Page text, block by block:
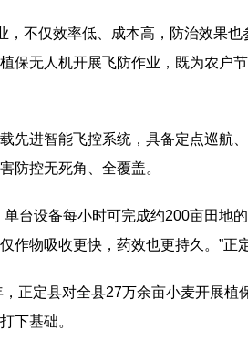
，不仅效率低、成本高，防治效果
保无人机开展飞防作业，既为农
先进智能飞控系统，具备定点巡
防控无死角、全覆盖。
台设备每小时可完成约200亩田
物吸收更快，药效也更持久。”正
，正定县对全县27万余亩小麦开展
下基础。